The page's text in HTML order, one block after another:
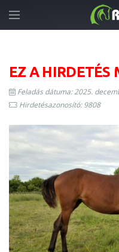
EZ A HIRDETÉS
Feladás dátuma: 2025.
Hirdetésazonosító: 9808